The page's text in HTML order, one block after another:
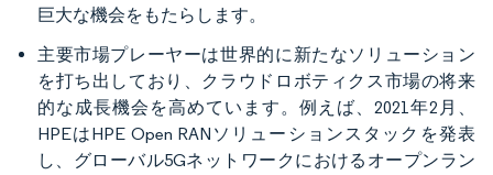
巨大な機会をもたらします。
主要市場プレーヤーは世界的に新たなソリューション
を打ち出しており、クラウドロボティクス市場の将来
的な成長機会を高めています。例えば、2021年2月、
HPEはHPE Open RANソリューションスタックを発表
し、グローバル5Gネットワークにおけるオープンラン